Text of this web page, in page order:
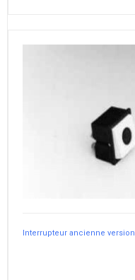
Interrupteur ancienne version